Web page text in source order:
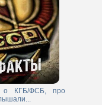
о КГБ/ФСБ, про